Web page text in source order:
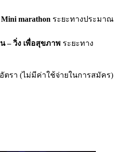
Mini marathon ระยะทางประมาณ
น – วิ่ง เพื่อสุขภาพ ระยะทาง
ตรา (ไม่มีค่าใช้จ่ายในการสมัคร)